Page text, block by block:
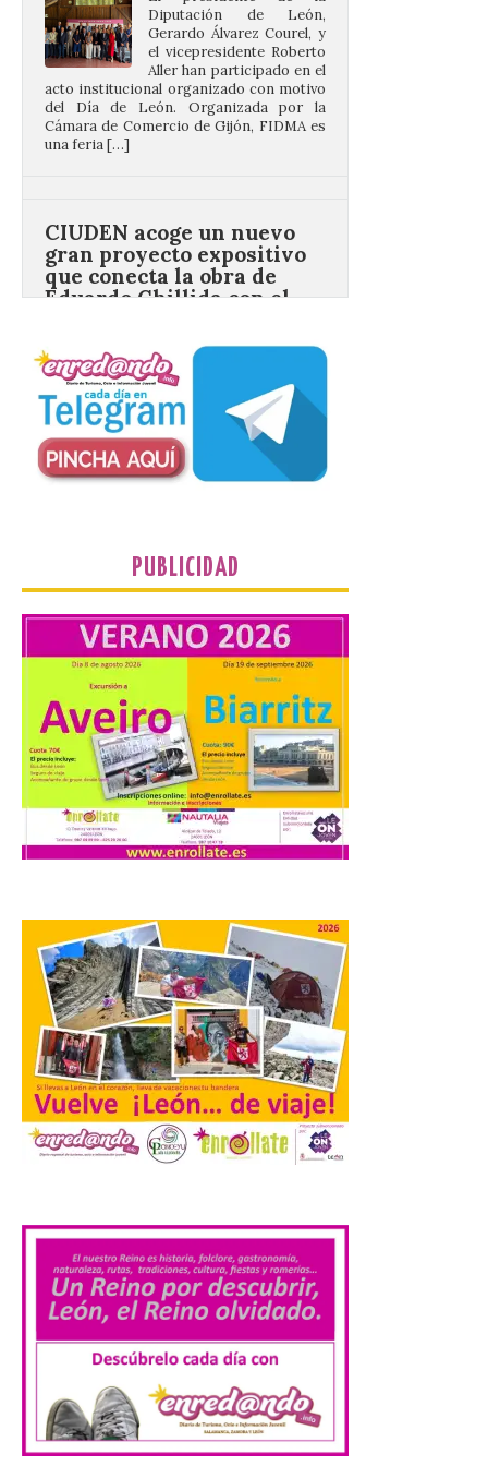
Aller han participado en el
acto institucional organizado con motivo
del Día de León. Organizada por la
Cámara de Comercio de Gijón, FIDMA es
una feria […]
que conecta la obra de
Eduardo Chillida con el
patrimonio industrial
10 Ago 2026
La Térmica Cultural
albergará hasta el 10 de
enero de 2027 la muestra
‘Eduardo Chillida. Pensar
con las manos’, formada
por 125 piezas de una de las figuras
esenciales del arte contemporáneo.
Protección Civil activa la
fase de Preemergencia en
Situación Operativa 1 del
Plan Estatal General de
Emergencias ante los
riesgos potenciales
asociados al eclipse
10 Ago 2026
El dispositivo se refuerza
días antes del eclipse
España de oeste a este, y
que movilizará a varios millones de
personas para disfrutar de este
acontecimiento histórico. Algunas
comunidades autónomas ya han […]
El Ayuntamiento de
Segovia presenta “Música
para un eclipse”, un
concierto único con
motivo del eclipse de sol
La cita, que se celebrará el
12 de agosto en el
enlosado de la Catedral,
de una composición del
músico segoviano Geni Uñón. Turismo de
Segovia lanza el Premio Internacional de
Fotografía del Eclipse “Segovia bajo […]
PUBLICIDAD